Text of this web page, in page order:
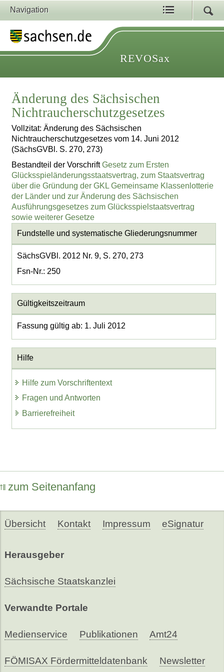
Navigation
REVOSax
Änderung des Sächsischen
Nichtraucherschutzgesetzes
Vollzitat: Änderung des Sächsischen
Nichtraucherschutzgesetzes vom 14. Juni 2012
(SächsGVBl. S. 270, 273)
Bestandteil der VorschriftGesetz zum Ersten
Glücksspieländerungsstaatsvertrag, zum Staatsvertrag
über die Gründung der GKL Gemeinsame Klassenlotterie
der Länder und zur Änderung des Sächsischen
Ausführungsgesetzes zum Glücksspielstaatsvertrag
sowie weiterer Gesetze
Fundstelle und systematische Gliederungsnummer
SächsGVBl. 2012 Nr. 9, S. 270, 273
Fsn-Nr.: 250
Gültigkeitszeitraum
Fassung gültig ab: 1. Juli 2012
Hilfe
Hilfe zum Vorschriftentext
Fragen und Antworten
Barrierefreiheit
zum Seitenanfang
Übersicht Kontakt Impressum eSignatur
Herausgeber
Sächsische Staatskanzlei
Verwandte Portale
Medienservice Publikationen Amt24
FÖMISAX Fördermitteldatenbank Newsletter